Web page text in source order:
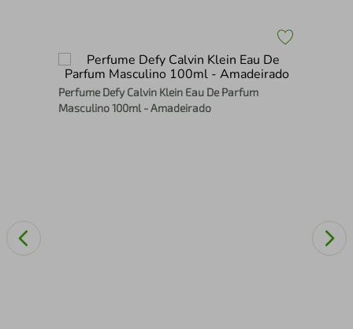
Perfume Defy Calvin Klein Eau De Parfum
Masculino 100ml - Amadeirado